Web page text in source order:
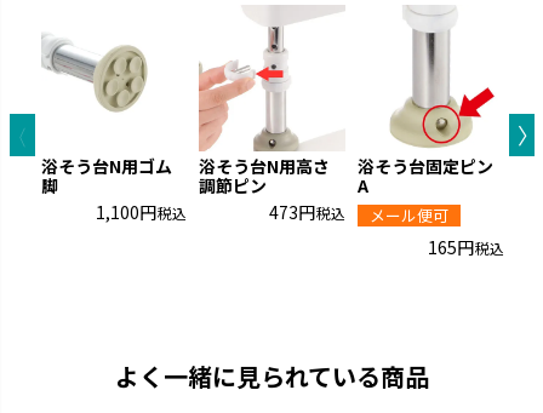
浴そう台N用ゴム
脚
1,100
税込
浴そう台N用高さ
調節ピン
473
税込
浴そう台固定ピン
A
メール便可
165 税込
よく一緒に見られている商品